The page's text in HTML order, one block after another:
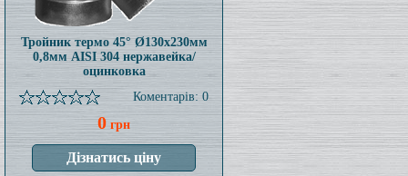
Тройник термо 45° Ø130x230мм
0,8мм AISI 304 нержавейка/
оцинковка
Коментарів: 0
0 грн